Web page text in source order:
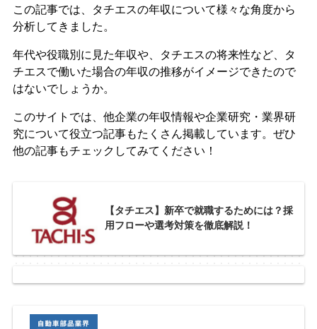
この記事では、タチエスの年収について様々な角度から
分析してきました。
年代や役職別に見た年収や、タチエスの将来性など、タ
チエスで働いた場合の年収の推移がイメージできたので
はないでしょうか。
このサイトでは、他企業の年収情報や企業研究・業界研
究について役立つ記事もたくさん掲載しています。ぜひ
他の記事もチェックしてみてください！
【タチエス】新卒で就職するためには？採
用フローや選考対策を徹底解説！